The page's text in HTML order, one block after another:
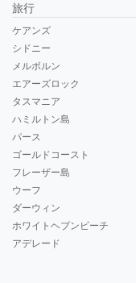
旅行
ケアンズ
シドニー
メルボルン
エアーズロック
タスマニア
ハミルトン島
パース
ゴールドコースト
フレーザー島
ウーフ
ダーウィン
ホワイトヘブンビーチ
アデレード